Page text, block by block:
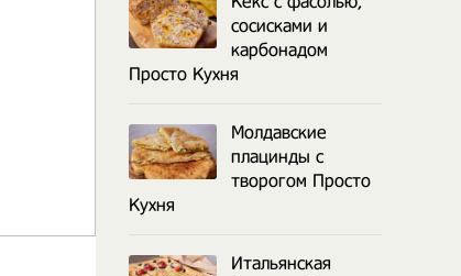
сосисками и
карбонадом
Просто Кухня
Молдавские
плацинды с
творогом Просто
Кухня
Итальянская